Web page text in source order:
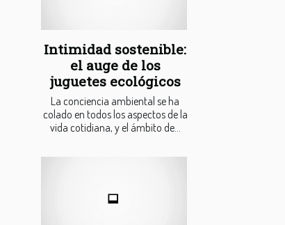
Intimidad sostenible:
el auge de los
juguetes ecológicos
La conciencia ambiental se ha
colado en todos los aspectos de la
vida cotidiana, y el ámbito de...